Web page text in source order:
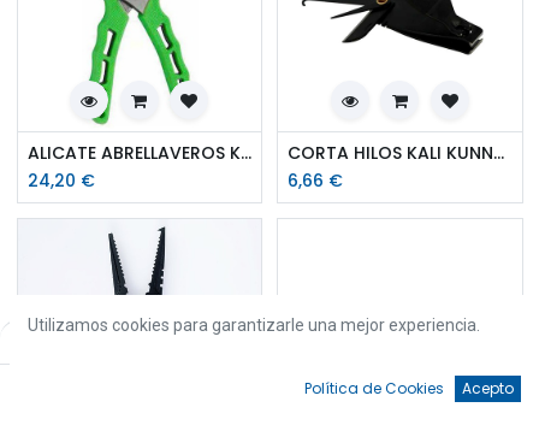
Por defecto
ALICATE ABRELLAVEROS KALI KUNNAN 18 INOXIDABLE
24,20 €
CORTA HILOS KALI KUNNAN PLUS
6,66 €
Utilizamos cookies para garantizarle una mejor experiencia.
Política de Cookies Acepto